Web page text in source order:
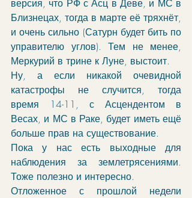
версия, что РФ с Асц в Деве, и МС в
Близнецах, тогда в марте её тряхнёт,
и очень сильно (Сатурн будет бить по
управителю углов). Тем не менее,
Меркурий в трине к Луне, выстоит.
Ну, а если никакой очевидной
катастрофы не случится, тогда
время 14-11, с Асцендентом в
Весах, и МС в Раке, будет иметь ещё
больше прав на существование.
Пока у нас есть выходные для
наблюдения за землетрясениями.
Тоже полезно и интересно.
Отложенное с прошлой недели